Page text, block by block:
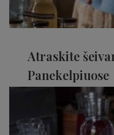
Atraskite
Panekelpiuose
Radviliškio rajonas